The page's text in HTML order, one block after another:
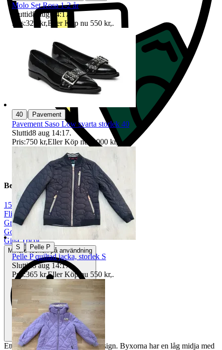
Beskrivning
152 |
Flicka|
Grå|
Gott använt skick
Gina Tricot
Mindre tecken på användning
Ett par jeans med en klassisk design. Byxorna har en låg midja med
Molo Set Rosa 1-2 år
Sluttid8 aug 14:17
Pris:325 kr,Eller Köp nu 550 kr,.
40 | Pavement
Pavement Saso Low svarta storlek 40
Sluttid8 aug 14:17.
Pris:750 kr,Eller Köp nu 1 000 kr,
S | Pelle P
Pelle P quiltad jacka, storlek S
Sluttid8 aug 14:17.
Pris:365 kr,Eller Köp nu 550 kr,.